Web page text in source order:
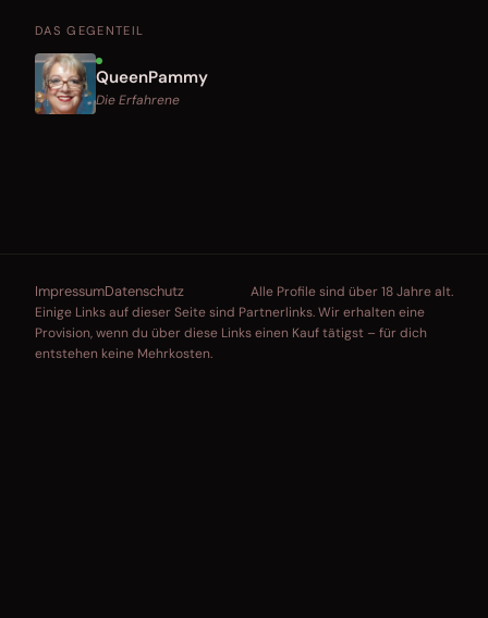
DAS GEGENTEIL
QueenPammy
Die Erfahrene
ImpressumDatenschutz
Alle Profile sind über 18 Jahre alt.
Einige Links auf dieser Seite sind Partnerlinks. Wir erhalten eine
Provision, wenn du über diese Links einen Kauf tätigst – für dich
entstehen keine Mehrkosten.